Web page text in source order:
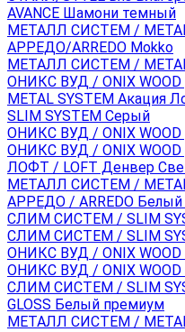
AVANCE Шамони темный
МЕТАЛЛ СИСТЕМ / METAL
АРРЕДО/ARREDO Mokko
МЕТАЛЛ СИСТЕМ /
ОНИКС ВУД / ONIX
METAL SYSTEM Акация
SLIM SYSTEM Серый
ОНИКС ВУД / ONIX
ОНИКС ВУД / ONIX WOOD
ЛОФТ / LOFT Денвер
МЕТАЛЛ СИСТЕМ /
АРРЕДО / ARREDO
СЛИМ СИСТЕМ / SLIM
СЛИМ СИСТЕМ / SLIM
ОНИКС ВУД / ONIX
ОНИКС ВУД / ONIX
СЛИМ СИСТЕМ / SLIM
GLOSS Белый премиум
МЕТАЛЛ СИСТЕМ /